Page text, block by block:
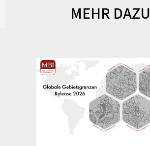
MEHR DAZU